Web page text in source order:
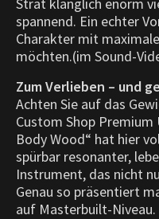
spannend. Ein echter
Charakter mit
möchten.(im Sound-
Zum Verlieben – und
Achten Sie auf das
Custom Shop
Body Wood“ hat hier
spürbar resonanter,
Instrument, das nicht
Genau so präsentiert
auf Masterbuilt-Niveau.